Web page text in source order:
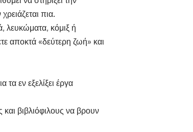
πια.
λευκώματα, κόμιξ ή
αποκτά «δεύτερη ζωή» και
τα εν εξελίξει έργα
και βιβλιόφιλους να βρουν